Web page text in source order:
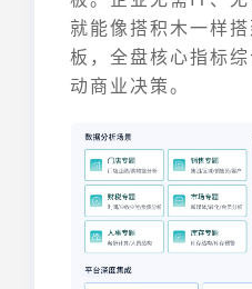
就能像搭积木一样
板，全盘核心指标
动商业决策。